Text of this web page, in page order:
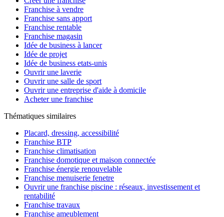
Franchise à vendre
Franchise sans apport
Franchise rentable
Franchise magasin
Idée de business à lancer
Idée de projet
Idée de business etats-unis
Ouvrir une laverie
Ouvrir une salle de sport
Ouvrir une entreprise d'aide à domicile
Acheter une franchise
Thématiques similaires
Placard, dressing, accessibilité
Franchise BTP
Franchise climatisation
Franchise domotique et maison connectée
Franchise énergie renouvelable
Franchise menuiserie fenetre
Ouvrir une franchise piscine : réseaux, investissement et
rentabilité
Franchise travaux
Franchise ameublement